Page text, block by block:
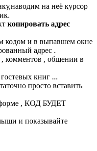
на неё курсор
копировать адрес
кодом и в выпавшем окне
адрес .
комментов , общении в
книг ...
просто вставить
форме , КОД БУДЕТ
и показывайте